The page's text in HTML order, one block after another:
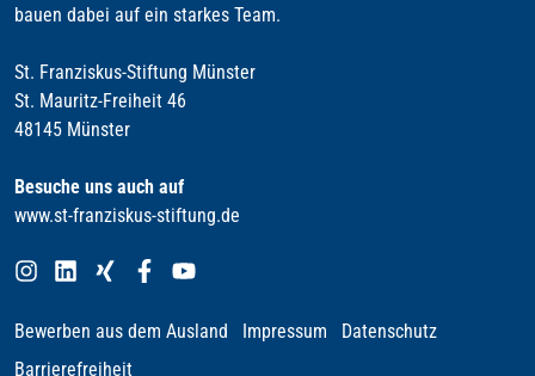
bauen dabei auf ein starkes Team.
St. Franziskus-Stiftung Münster
St. Mauritz-Freiheit 46
48145 Münster
Besuche uns auch auf
www.st-franziskus-stiftung.de
Bewerben aus dem Ausland Impressum
Datenschutz
Barrierefreiheit